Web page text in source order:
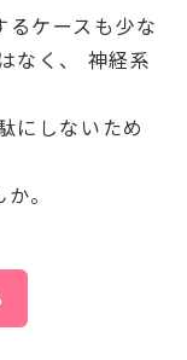
ケースも少な
なく、 神経系
にしないため
。